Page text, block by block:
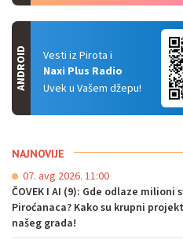
Vesti iz Pirota i
Naxi Plus Radio
Uvek u Vašem džepu!
ANDROID
NAJNOVIJE
07. avg 2026. 11:00
ČOVEK I AI (9): Gde odlaze milioni
Piroćanaca? Kako su krupni
našeg grada!